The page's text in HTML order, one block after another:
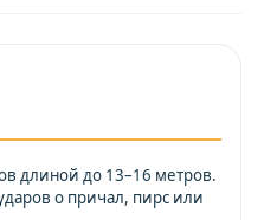
длиной до 13–16 метров.
о причал, пирс или